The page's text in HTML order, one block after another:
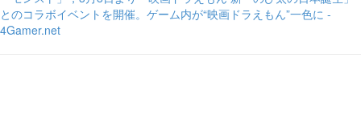
とのコラボイベントを開催。ゲーム内が“映画ドラえもん”一色に -
4Gamer.net